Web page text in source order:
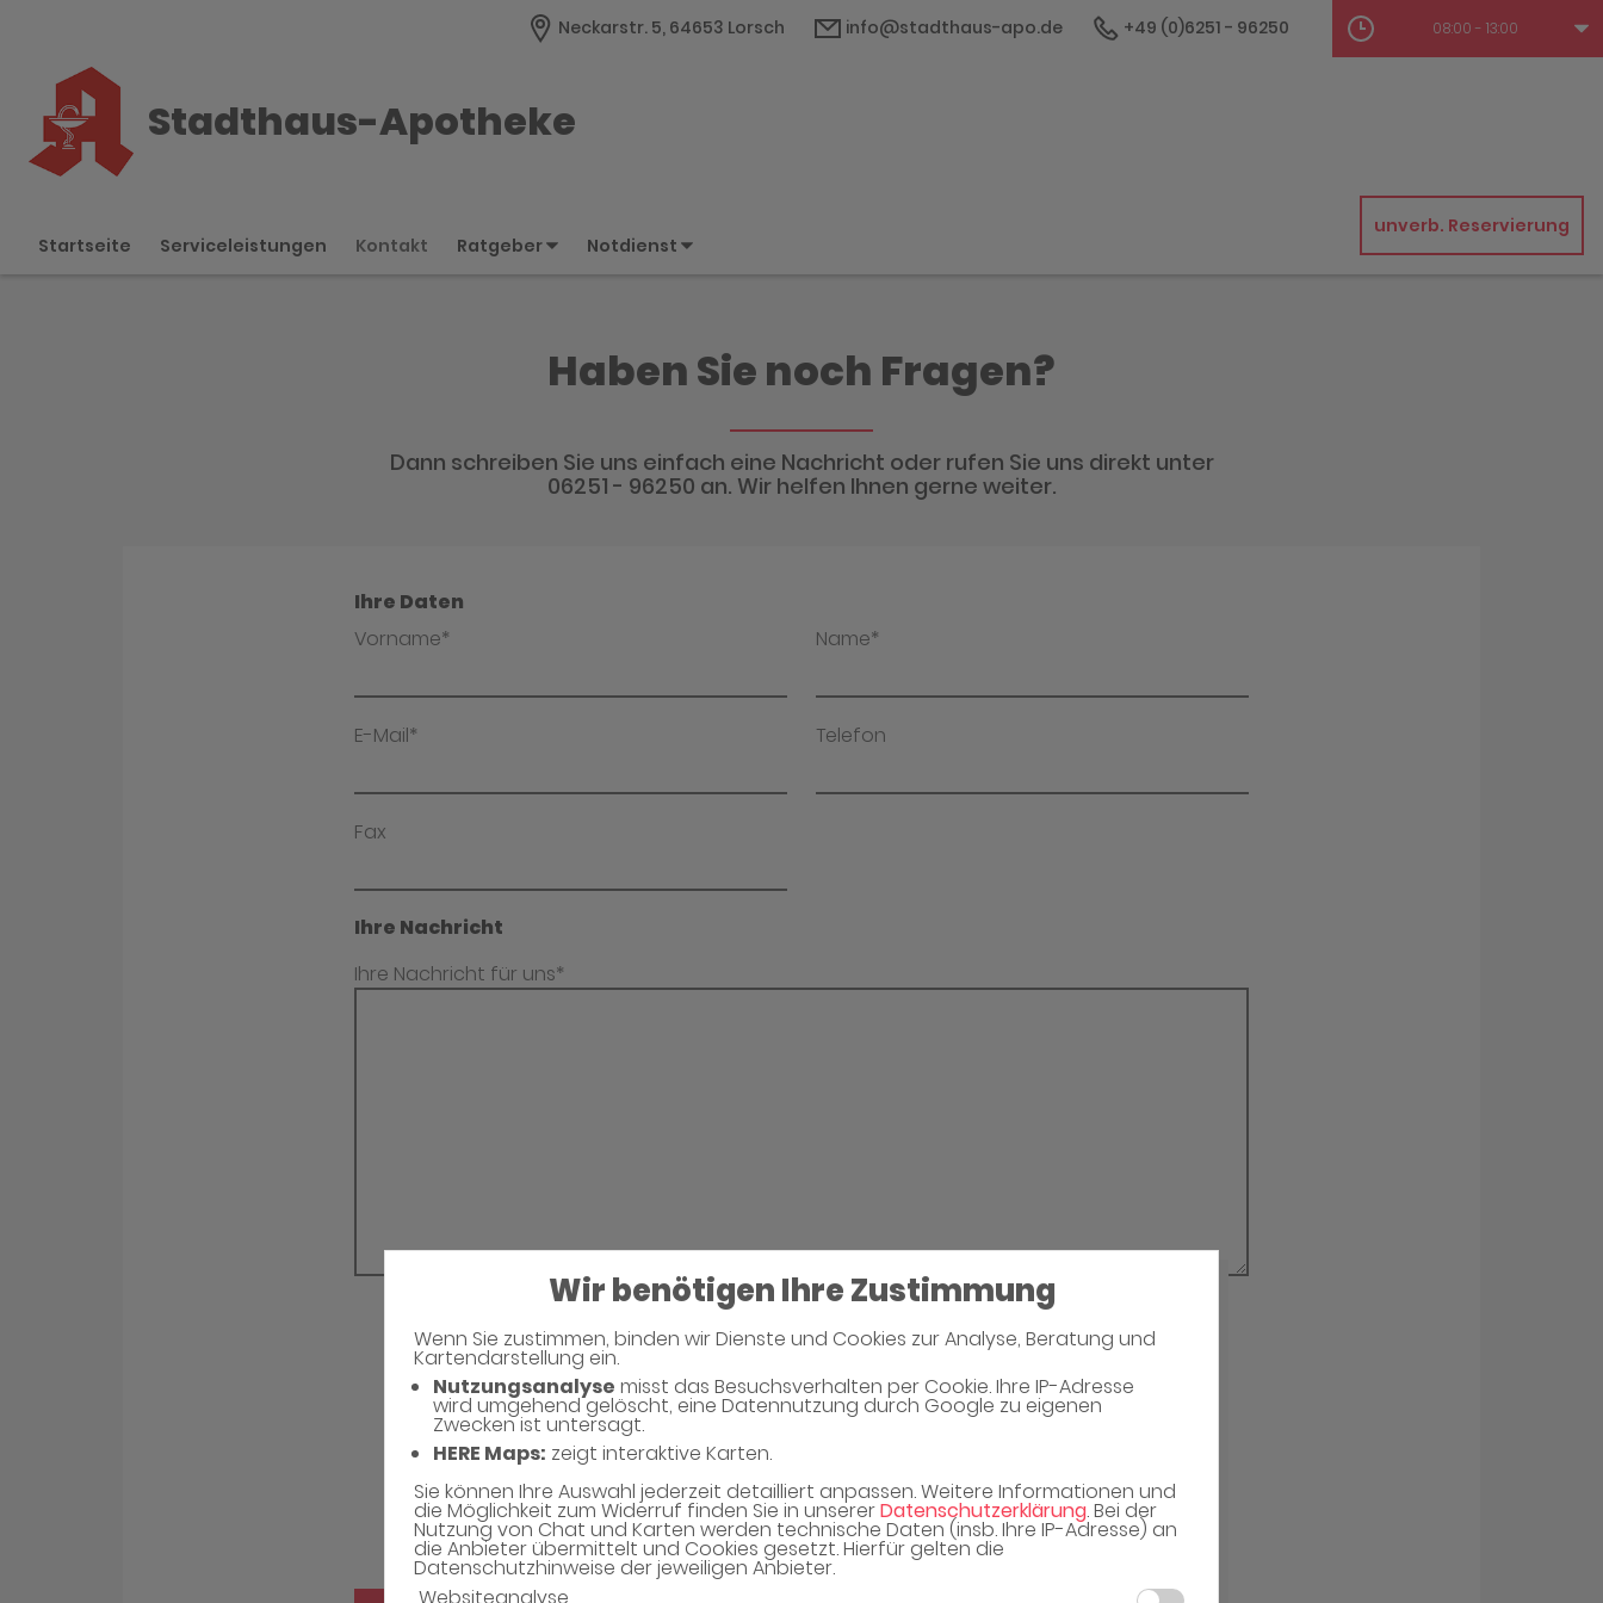
Wir benötigen Ihre Zustimmung
Wenn Sie zustimmen, binden wir Dienste und Cookies zur Analyse, Beratung und
Kartendarstellung ein.
Nutzungsanalyse misst das Besuchsverhalten per Cookie. Ihre IP-Adresse
wird umgehend gelöscht, eine Datennutzung durch Google zu eigenen
Zwecken ist untersagt.
HERE Maps: zeigt interaktive Karten.
Sie können Ihre Auswahl jederzeit detailliert anpassen. Weitere Informationen und
die Möglichkeit zum Widerruf finden Sie in unsererDatenschutzerklärung. Bei der
Nutzung von Chat und Karten werden technische Daten (insb. Ihre IP-Adresse) an
die Anbieter übermittelt und Cookies gesetzt. Hierfür gelten die
Datenschutzhinweise der jeweiligen Anbieter.
Neckarstr. 5, 64653 Lorsch info@stadthaus-apo.de +49 (0)6251 - 96250 08:00 - 13:00
Stadthaus-Apotheke
Startseite Serviceleistungen Kontakt Ratgeber Notdienst
unverb. Reservierung
Haben Sie noch Fragen?
Dann schreiben Sie uns einfach eine Nachricht oder rufen Sie uns direkt unter
06251 - 96250 an. Wir helfen Ihnen gerne weiter.
Ihre Daten
Vorname*
Name*
E-Mail* Telefon
Fax
Ihre Nachricht
Ihre Nachricht für uns*
Bitte geben Sie den Captcha Text ein
Captcha*